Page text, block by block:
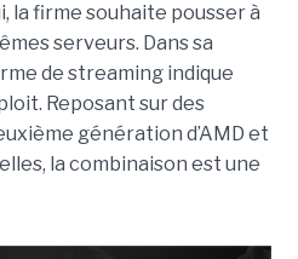
la firme souhaite pousser à
serveurs. Dans sa
de streaming indique
Reposant sur des
génération d’AMD et
la combinaison est une